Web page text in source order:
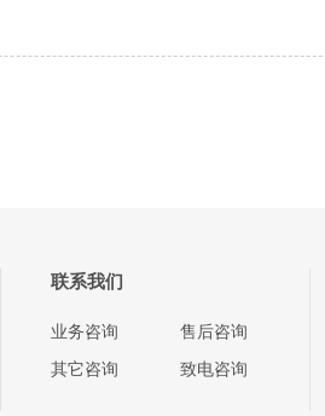
联系我们
业务咨询
售后咨询
其它咨询
致电咨询